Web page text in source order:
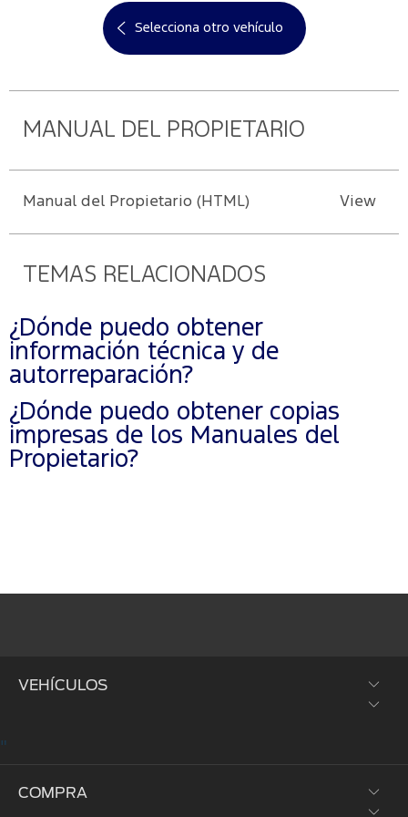
Selecciona otro vehículo
MANUAL DEL PROPIETARIO
Manual del Propietario (HTML) View
TEMAS RELACIONADOS
¿Dónde puedo obtener
información técnica y de
autorreparación?
¿Dónde puedo obtener copias
impresas de los Manuales del
Propietario?
VEHÍCULOS
"
COMPRA